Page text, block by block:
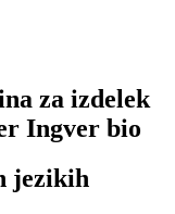
za izdelek
Ingver bio
jezikih